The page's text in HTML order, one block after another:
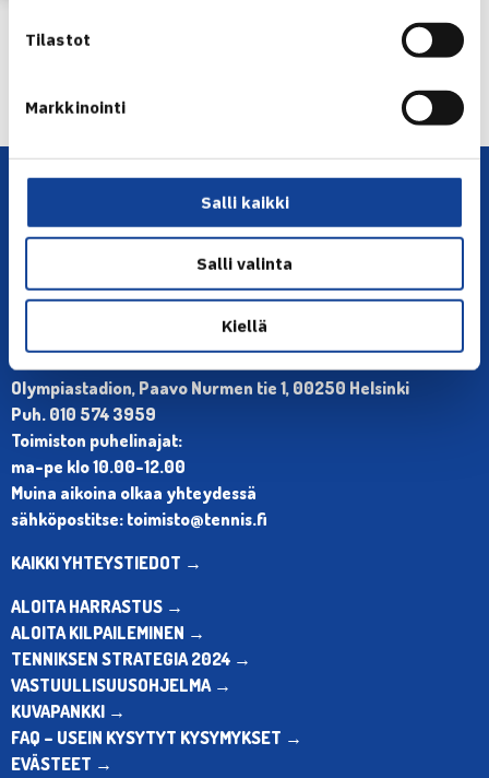
Tilastot
Markkinointi
Salli kaikki
Salli valinta
Kiellä
Seuraava uutinen: Kallio, Kaverinen ja… →
YHTEYSTIEDOT
Olympiastadion, Paavo Nurmen tie 1, 00250 Helsinki
Puh. 010 574 3959
Toimiston puhelinajat:
ma-pe klo 10.00-12.00
Muina aikoina olkaa yhteydessä
sähköpostitse: toimisto@tennis.fi
KAIKKI YHTEYSTIEDOT →
ALOITA HARRASTUS →
ALOITA KILPAILEMINEN →
TENNIKSEN STRATEGIA 2024 →
VASTUULLISUUSOHJELMA →
KUVAPANKKI →
FAQ – USEIN KYSYTYT KYSYMYKSET →
EVÄSTEET →